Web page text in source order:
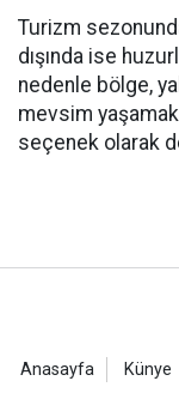
Turizm
dışında ise
nedenle bölge,
mevsim
seçenek olarak
Anasayfa Künye